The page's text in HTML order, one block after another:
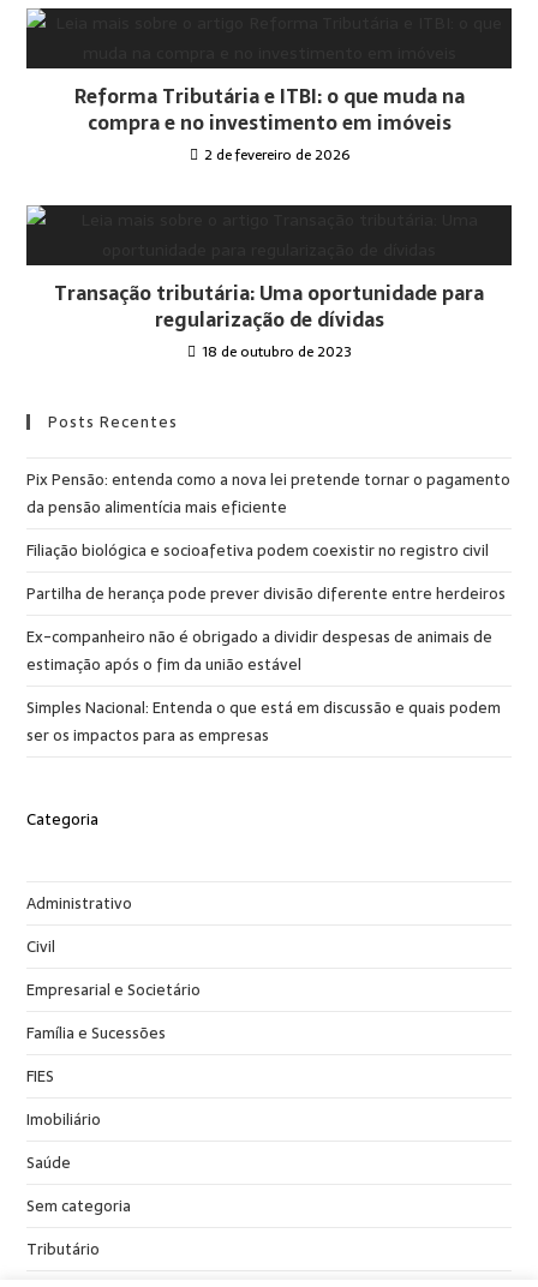
Reforma Tributária e ITBI: o que muda na
compra e no investimento em imóveis
2 de fevereiro de 2026
Transação tributária: Uma oportunidade para
regularização de dívidas
18 de outubro de 2023
Posts Recentes
Pix Pensão: entenda como a nova lei pretende tornar o pagamento
da pensão alimentícia mais eficiente
Filiação biológica e socioafetiva podem coexistir no registro civil
Partilha de herança pode prever divisão diferente entre herdeiros
Ex-companheiro não é obrigado a dividir despesas de animais de
estimação após o fim da união estável
Simples Nacional: Entenda o que está em discussão e quais podem
ser os impactos para as empresas
Categoria
Administrativo
Civil
Empresarial e Societário
Família e Sucessões
FIES
Imobiliário
Saúde
Sem categoria
Tributário